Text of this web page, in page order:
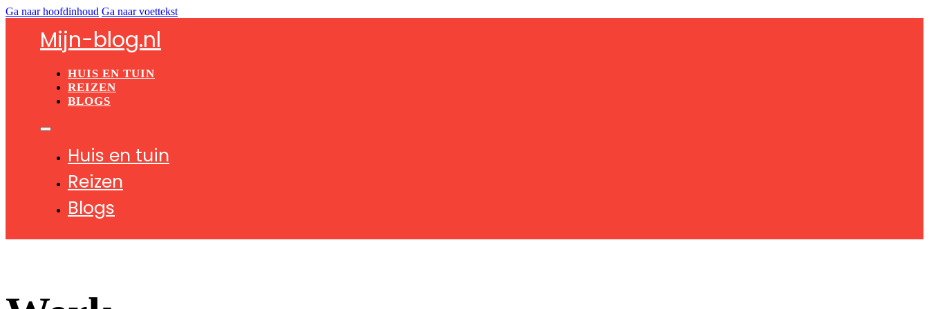
Ga naar hoofdinhoud Ga naar voettekst
Mijn-blog.nl
HUIS EN TUIN
REIZEN
BLOGS
Huis en tuin
Reizen
Blogs